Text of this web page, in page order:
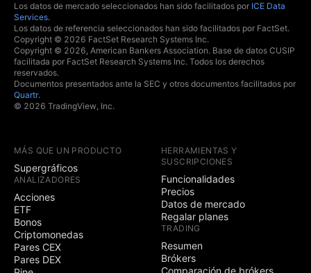
Los datos de mercado seleccionados han sido facilitados por ICE Data
Services.
Los datos de referencia seleccionados han sido facilitados por FactSet.
Copyright © 2026 FactSet Research Systems Inc.
Copyright © 2026, American Bankers Association. Base de datos CUSIP
facilitada por FactSet Research Systems Inc. Todos los derechos
reservados.
Documentos presentados ante la SEC y otros documentos facilitados por
Quartr.
© 2026 TradingView, Inc.
MÁS QUE UN PRODUCTO
Supergráficos
ANALIZADORES
Acciones
ETF
Bonos
Criptomonedas
Pares CEX
Pares DEX
HERRAMIENTAS Y
SUSCRIPCIONES
Funcionalidades
Precios
Datos de mercado
Regalar planes
TRADING
Resumen
Brókers